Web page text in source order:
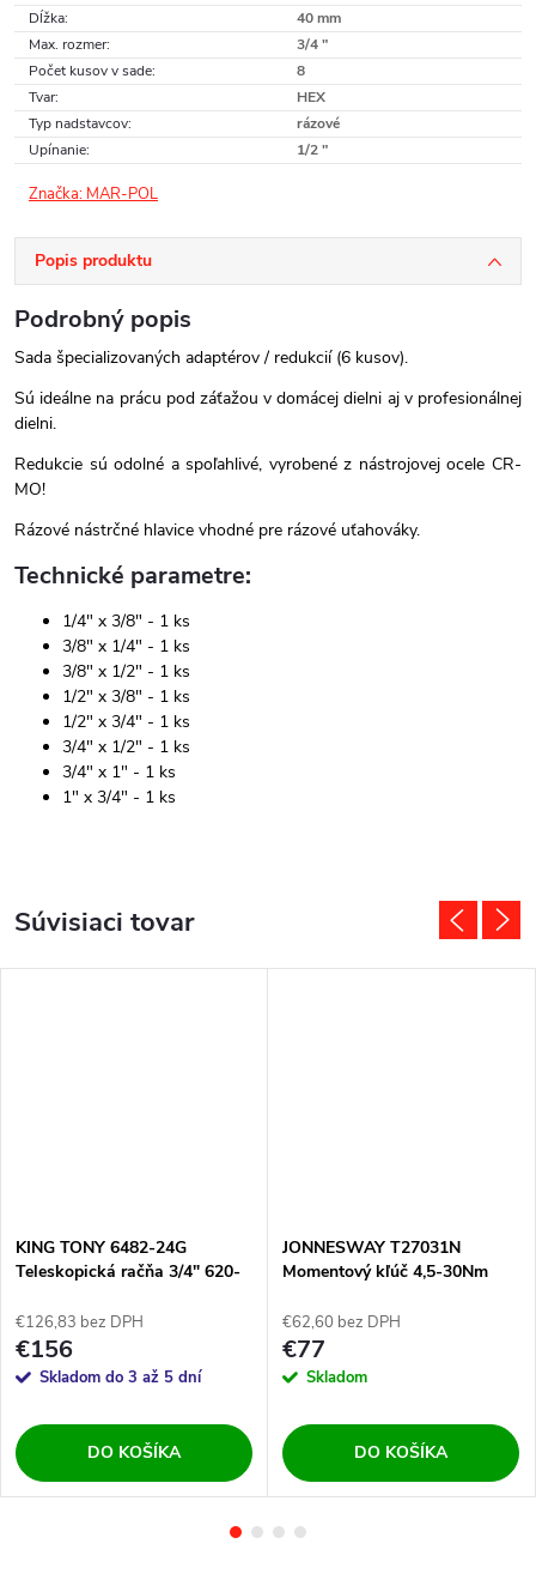
Dĺžka:
40 mm
Max. rozmer:
3/4 "
Počet kusov v sade:
8
Tvar:
HEX
Typ nadstavcov:
rázové
Upínanie: 1/2 "
Značka: MAR-POL
Popis produktu
Podrobný popis
Sada špecializovaných adaptérov / redukcií (6 kusov).
Sú ideálne na prácu pod záťažou v domácej dielni aj v profesionálnej
dielni.
Redukcie sú odolné a spoľahlivé, vyrobené z nástrojovej ocele CR-
MO!
Rázové nástrčné hlavice vhodné pre rázové uťahováky.
Technické parametre:
1/4" x 3/8" - 1 ks
3/8" x 1/4" - 1 ks
3/8" x 1/2" - 1 ks
1/2" x 3/8" - 1 ks
1/2" x 3/4" - 1 ks
3/4" x 1/2" - 1 ks
3/4" x 1" - 1 ks
1" x 3/4" - 1 ks
Súvisiaci tovar
KING TONY 6482-24G
Teleskopická račňa 3/4" 620-
€126,83 bez DPH
€156
Skladom do 3 až 5 dní
DO KOŠÍKA
JONNESWAY T27031N
Momentový kľúč 4,5-30Nm
€62,60 bez DPH
€77
Skladom
DO KOŠÍKA